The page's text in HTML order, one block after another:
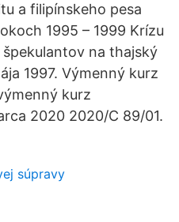
a filipínskeho pesa
1995 – 1999 Krízu
na thajský
1997. Výmenný kurz
kurz
2020 2020/C 89/01.
súpravy